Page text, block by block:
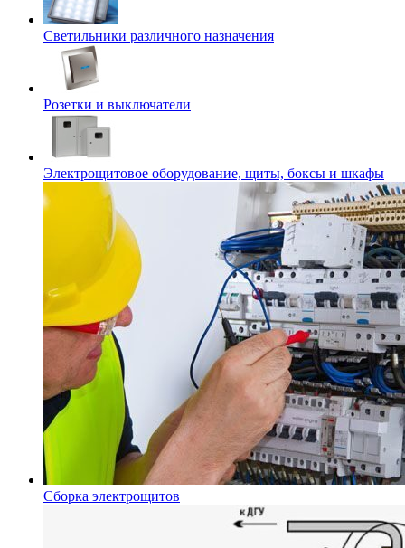
Светильники различного назначения
Розетки и выключатели
Электрощитовое оборудование, щиты, боксы и шкафы
Сборка электрощитов